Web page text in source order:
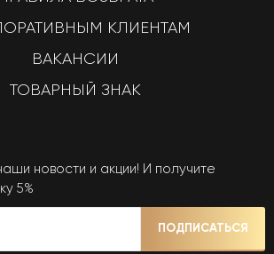
КЛИЕНТАМ
ВАКАНСИИ
ТОВАРНЫЙ ЗНАК
новости и акции! И получите
5%
ПОДПИСАТЬСЯ